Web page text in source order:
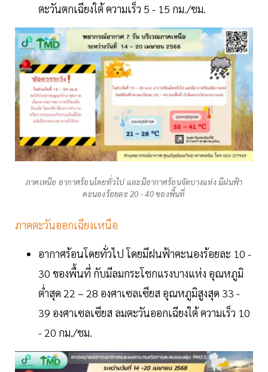
ตะวันตกเฉียงใต้ ความเร็ว 5 - 15 กม./ชม.
ภาคเหนือ อากาศร้อนโดยทั่วไป และมีอากาศร้อนจัดบางแห่ง มีฝนฟ้า
คะนองร้อยละ 20 - 40 ของพื้นที่
ภาคตะวันออกเฉียงเหนือ
อากาศร้อนโดยทั่วไป โดยมีฝนฟ้าคะนองร้อยละ 10 -
30 ของพื้นที่ กับมีลมกระโชกแรงบางแห่ง อุณหภูมิ
ต่ำสุด 22 – 28 องศาเซลเซียส อุณหภูมิสูงสุด 33 -
39 องศาเซลเซียส ลมตะวันออกเฉียงใต้ ความเร็ว 10
- 20 กม./ชม.